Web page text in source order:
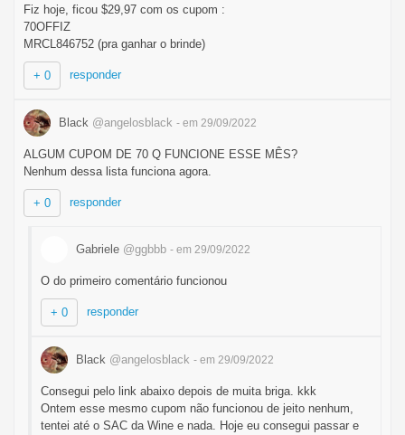
Fiz hoje, ficou $29,97 com os cupom :
70OFFIZ
MRCL846752 (pra ganhar o brinde)
+ 0 responder
Black @angelosblack - em 29/09/2022
ALGUM CUPOM DE 70 Q FUNCIONE ESSE MÊS?
Nenhum dessa lista funciona agora.
+ 0 responder
Gabriele @ggbbb - em 29/09/2022
O do primeiro comentário funcionou
+ 0 responder
Black @angelosblack - em 29/09/2022
Consegui pelo link abaixo depois de muita briga. kkk
Ontem esse mesmo cupom não funcionou de jeito nenhum,
tentei até o SAC da Wine e nada. Hoje eu consegui passar e